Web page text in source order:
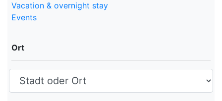
Vacation & overnight stay
Events
Ort